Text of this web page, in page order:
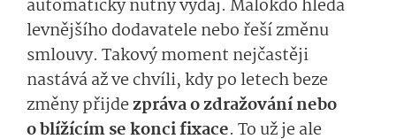
automatický nutný výdaj. Málokdo hledá
levnějšího dodavatele nebo řeší změnu
smlouvy. Takový moment nejčastěji
nastává až ve chvíli, kdy po letech beze
změny přijdezpráva o zdražování nebo
o blížícím se konci fixace. To už je ale